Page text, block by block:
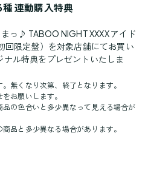
連動購入特典
っ♪ TABOO NIGHT XXXX アイド
回限定盤）を対象店舗にてお買い
ル特典をプレゼントいたしま
無くなり次第、終了となります。
お願いします。
の色合いと多少異なって見える場合が
品と多少異なる場合があります。